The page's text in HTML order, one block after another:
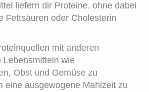
liefern dir Proteine, ohne dabei
Fettsäuren oder Cholesterin
mit anderen
Lebensmitteln wie
Obst und Gemüse zu
eine ausgewogene Mahlzeit zu